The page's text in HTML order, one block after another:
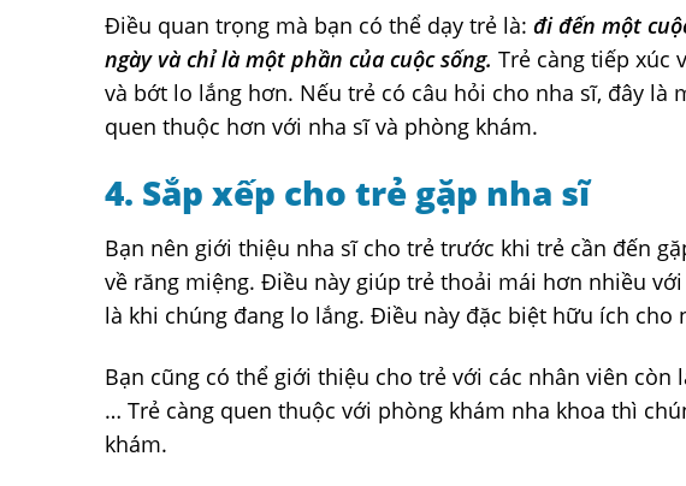
Điều quan trọng mà bạn có thể dạy trẻ là: đi đến một
ngày và chỉ là một phần của cuộc sống. Trẻ càng tiếp xúc
và bớt lo lắng hơn. Nếu trẻ có câu hỏi cho nha sĩ, đây là
quen thuộc hơn với nha sĩ và phòng khám.
4. Sắp xếp cho trẻ gặp nha sĩ
Bạn nên giới thiệu nha sĩ cho trẻ trước khi trẻ cần đến
về răng miệng. Điều này giúp trẻ thoải mái hơn nhiều
là khi chúng đang lo lắng. Điều này đặc biệt hữu ích cho
Bạn cũng có thể giới thiệu cho trẻ với các nhân viên còn
… Trẻ càng quen thuộc với phòng khám nha khoa thì
khám.